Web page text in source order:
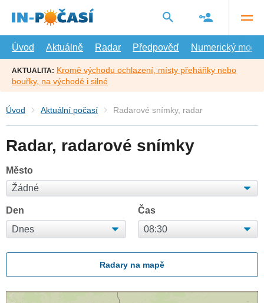
hlavní
Úvod
Aktuálně Radar Předpověď Numerický model
AKTUALITA: Kromě východu ochlazení, místy přeháňky nebo
bouřky, na východě i silné
Úvod Aktuální počasí Radarové snímky, radar
Radar, radarové snímky
Město
Den Čas
Radary na mapě